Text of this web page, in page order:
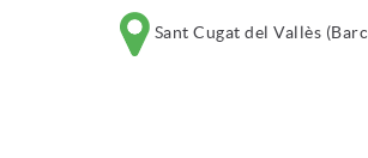
Sant Cugat del Vallès